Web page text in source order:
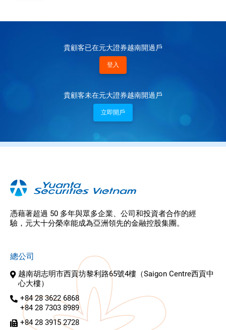
貴顧客已在元大證券越南開過戶
登入
貴顧客未在元大證券越南開過戶
立即開戶
憑藉著超過 50 多年與眾多企業、公司和投資者合作的經
驗，元大十分榮幸能成為亞洲領先的金融控股集團。
總公司
越南胡志明市西貢坊黎利路65號4樓（Saigon Centre西貢中
心大樓）
+84 28 3622 6868
+84 28 7303 8989
+84 28 3915 2728